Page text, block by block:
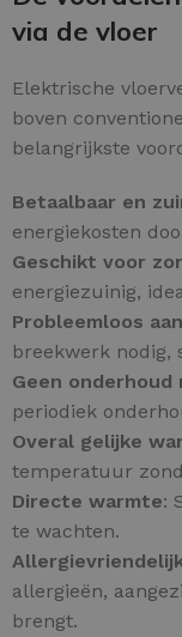
via de vloer
Elektrische
boven
belangrijkste
Betaalbaar en
energiekosten
Geschikt voor
energiezuinig,
Probleemloos
breekwerk nodig,
Geen onderhoud
periodiek
Overal gelijke
temperatuur
Directe warmte:
te wachten.
allergieën,
brengt.